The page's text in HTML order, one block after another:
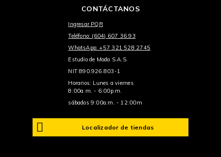
CONTÁCTANOS
Ingresar PQR
Teléfono: (604) 607 36 93
WhatsApp: +57 321 528 2745
Estudio de Moda S.A.S.
NIT 890.926.803-1
Horarios: Lunes a viernes
8:00a.m. - 6:00p.m.
sábados 9:00a.m. - 12:00m
Localizador de tiendas